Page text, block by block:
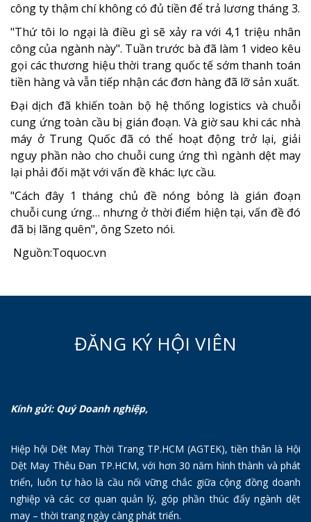
công ty thậm chí không có đủ tiền để trả lương tháng 3.
"Thứ tôi lo ngại là điều gì sẽ xảy ra với 4,1 triệu nhân
công của ngành này". Tuần trước bà đã làm 1 video kêu
gọi các thương hiệu thời trang quốc tế sớm thanh toán
tiền hàng và vẫn tiếp nhận các đơn hàng đã lỡ sản xuất.
Đại dịch đã khiến toàn bộ hệ thống logistics và chuỗi
cung ứng toàn cầu bị gián đoạn. Và giờ sau khi các nhà
máy ở Trung Quốc đã có thể hoạt động trở lại, giải
nguy phần nào cho chuỗi cung ứng thì ngành dệt may
lại phải đối mặt với vấn đề khác: lực cầu.
"Cách đây 1 tháng chủ đề nóng bỏng là gián đoạn
chuỗi cung ứng… nhưng ở thời điểm hiện tại, vấn đề đó
đã bị lãng quên", ông Szeto nói.
Nguồn:Toquoc.vn
ĐĂNG KÝ HỘI VIÊN
Kính gửi: Quý Doanh nghiệp,
Hiệp hội Dệt May Thời Trang TP.HCM (AGTEK), tiền thân là Hội
Dệt May Thêu Đan TP.HCM, với hơn 30 năm hình thành và phát
triển, luôn tự hào là cầu nối vững chắc giữa cộng đồng doanh
nghiệp và các cơ quan quản lý, góp phần thúc đẩy ngành dệt
may – thời trang ngày càng phát triển.